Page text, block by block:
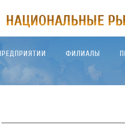
ФИЛИАЛЫ